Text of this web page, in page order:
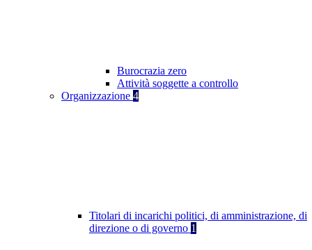
Burocrazia zero
Attività soggette a controllo
Organizzazione 4
Titolari di incarichi politici, di amministrazione, di
direzione o di governo 1